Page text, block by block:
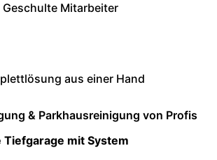
Geschulte Mitarbeiter
aus einer Hand
& Parkhausreinigung von Profis
mit System